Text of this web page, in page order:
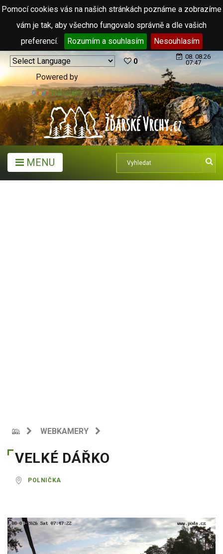
Pomocí cookies vás na našich stránkách poznáme a zobrazíme
vám je tak, aby všechno fungovalo správně a dle vašich
preferencí.
Rozumím a souhlasím Nesouhlasím
Powered by
Translate
0
08. 08.26
07:47
MENU
WEBKAMERY
VELKÉ DÁŘKO
POLNIČKA